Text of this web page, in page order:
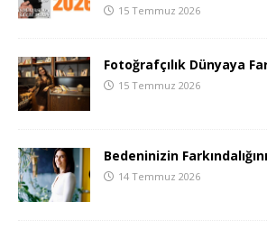
15 Temmuz 2026
Fotoğrafçılık Dünyaya
15 Temmuz 2026
Bedeninizin
14 Temmuz 2026